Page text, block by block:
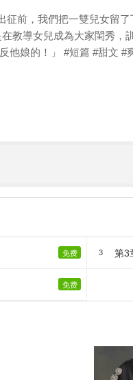
前，我們把一雙兒女留
教導女兒成為大家閨秀
他娘的！」 #短篇 #甜文 #
免费 3 第3
免费